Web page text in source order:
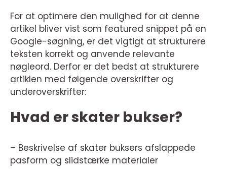
For at optimere den mulighed for at denne
artikel bliver vist som featured snippet på en
Google-søgning, er det vigtigt at strukturere
teksten korrekt og anvende relevante
nøgleord. Derfor er det bedst at strukturere
artiklen med følgende overskrifter og
underoverskrifter:
Hvad er skater bukser?
– Beskrivelse af skater buksers afslappede
pasform og slidstærke materialer